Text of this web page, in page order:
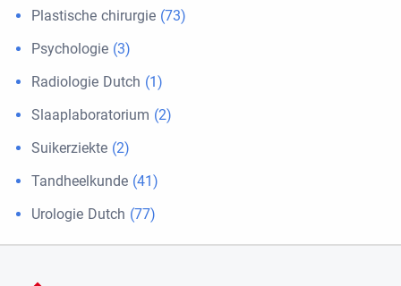
Plastische chirurgie (73)
Psychologie (3)
Radiologie Dutch (1)
Slaaplaboratorium (2)
Suikerziekte (2)
Tandheelkunde (41)
Urologie Dutch (77)